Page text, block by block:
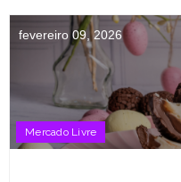
fevereiro 09, 2026
Mercado Livre